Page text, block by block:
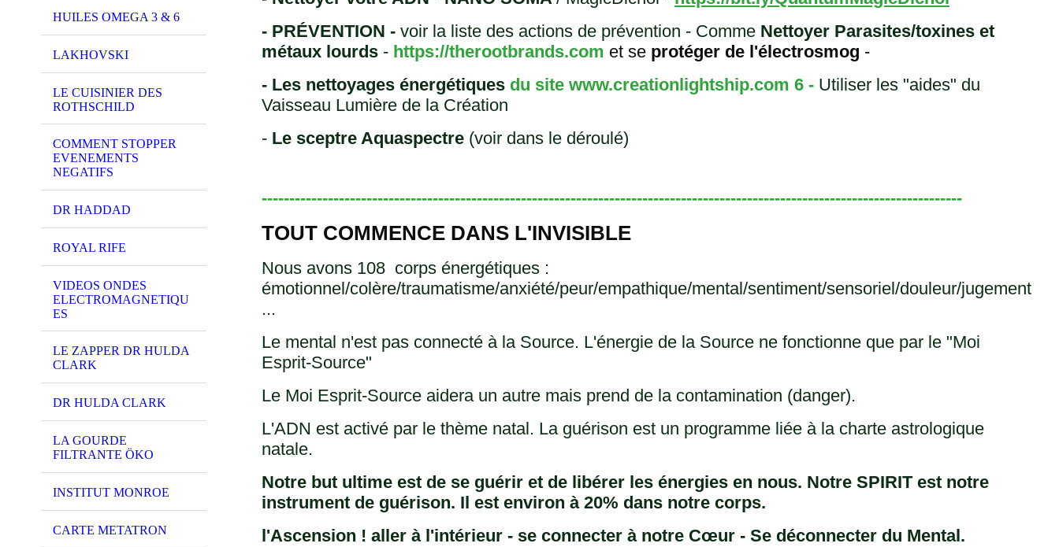
HUILES OMEGA 3 & 6
LAKHOVSKI
LE CUISINIER DES
ROTHSCHILD
COMMENT STOPPER
EVENEMENTS
NEGATIFS
DR HADDAD
ROYAL RIFE
VIDEOS ONDES
ELECTROMAGNETIQU
ES
LE ZAPPER DR HULDA
CLARK
DR HULDA CLARK
LA GOURDE
FILTRANTE ÖKO
INSTITUT MONROE
CARTE METATRON
- PRÉVENTION - voir la liste des actions de prévention - Comme Nettoyer Parasites/toxines et
métaux lourds - https://therootbrands.com et se protéger de l'électrosmog -
- Les nettoyages énergétiques du site www.creationlightship.com 6 - Utiliser les "aides" du
Vaisseau Lumière de la Création
- Le sceptre Aquaspectre (voir dans le déroulé)
-------------------------------------------------------------------------------------------------------------------------------
TOUT COMMENCE DANS L'INVISIBLE
Nous avons 108 corps énergétiques :
émotionnel/colère/traumatisme/anxiété/peur/empathique/mental/sentiment/sensoriel/douleur/jugement
...
Le mental n'est pas connecté à la Source. L'énergie de la Source ne fonctionne que par le "Moi
Esprit-Source"
Le Moi Esprit-Source aidera un autre mais prend de la contamination (danger).
L'ADN est activé par le thème natal. La guérison est un programme liée à la charte astrologique
natale.
Notre but ultime est de se guérir et de libérer les énergies en nous. Notre SPIRIT est notre
instrument de guérison. Il est environ à 20% dans notre corps.
l'Ascension ! aller à l'intérieur - se connecter à notre Cœur - Se déconnecter du Mental.